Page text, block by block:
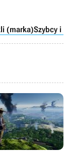
(marka)Szybcy i